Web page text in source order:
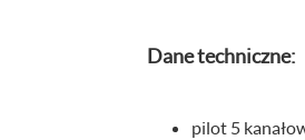
Dane techniczne:
pilot 5